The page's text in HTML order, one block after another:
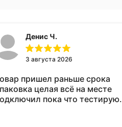
Денис Ч.
3 августа 2026
пришел раньше срока
целая всё на месте
пока что тестирую.